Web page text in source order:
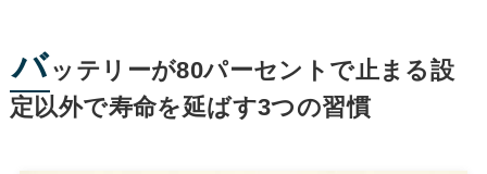
バッテリーが80パーセントで止まる設
定以外で寿命を延ばす3つの習慣